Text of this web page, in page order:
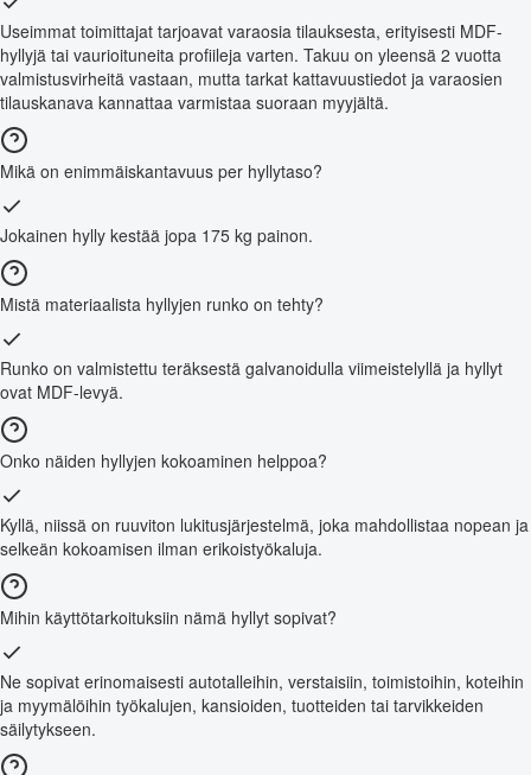
Useimmat toimittajat tarjoavat varaosia tilauksesta, erityisesti MDF-
hyllyjä tai vaurioituneita profiileja varten. Takuu on yleensä 2 vuotta
valmistusvirheitä vastaan, mutta tarkat kattavuustiedot ja varaosien
tilauskanava kannattaa varmistaa suoraan myyjältä.
Mikä on enimmäiskantavuus per hyllytaso?
Jokainen hylly kestää jopa 175 kg painon.
Mistä materiaalista hyllyjen runko on tehty?
Runko on valmistettu teräksestä galvanoidulla viimeistelyllä ja hyllyt
ovat MDF-levyä.
Onko näiden hyllyjen kokoaminen helppoa?
Kyllä, niissä on ruuviton lukitusjärjestelmä, joka mahdollistaa nopean ja
selkeän kokoamisen ilman erikoistyökaluja.
Mihin käyttötarkoituksiin nämä hyllyt sopivat?
Ne sopivat erinomaisesti autotalleihin, verstaisiin, toimistoihin, koteihin
ja myymälöihin työkalujen, kansioiden, tuotteiden tai tarvikkeiden
säilytykseen.